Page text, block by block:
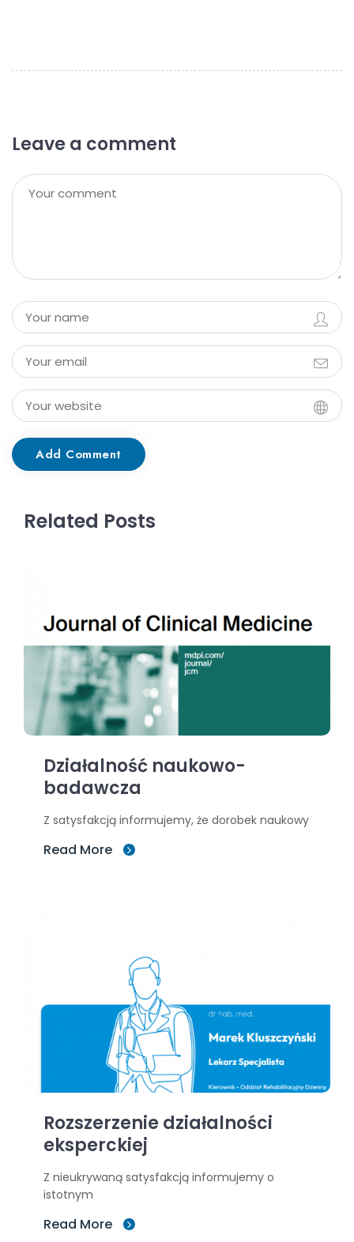
Leave a comment
Add Comment
Related Posts
Działalność naukowo-
badawcza
Z satysfakcją informujemy, że dorobek naukowy
Read More
Rozszerzenie działalności
eksperckiej
Z nieukrywaną satysfakcją informujemy o
istotnym
Read More